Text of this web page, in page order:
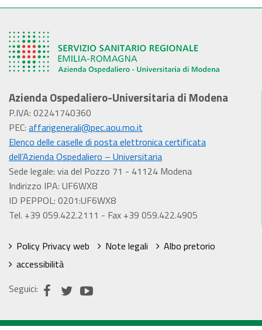
Azienda Ospedaliero-Universitaria di Modena
P.IVA: 02241740360
PEC: affarigenerali@pec.aou.mo.it
Elenco delle caselle di posta elettronica certificata
dell’Azienda Ospedaliero – Universitaria
Sede legale: via del Pozzo 71 - 41124 Modena
Indirizzo IPA: UF6WX8
ID PEPPOL: 0201:UF6WX8
Tel. +39 059.422.2111 - Fax +39 059.422.4905
Policy Privacy web Note legali
Albo pretorio
accessibilità
Seguici: